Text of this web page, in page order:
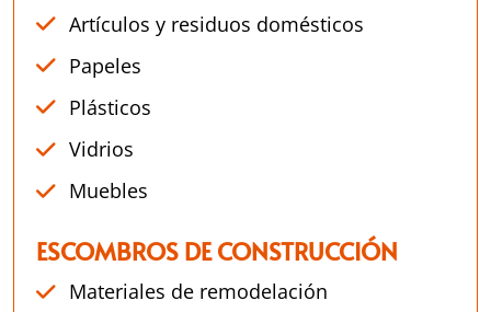
Artículos y residuos domésticos
Papeles
Plásticos
Vidrios
Muebles
ESCOMBROS DE CONSTRUCCIÓN
Materiales de remodelación